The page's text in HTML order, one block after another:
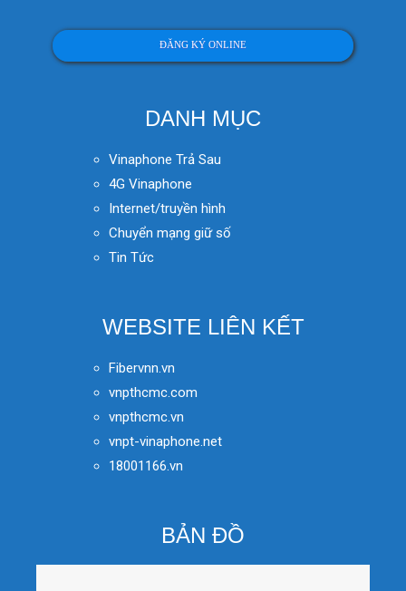
ĐĂNG KÝ ONLINE
DANH MỤC
Vinaphone Trả Sau
4G Vinaphone
Internet/truyền hình
Chuyển mạng giữ số
Tin Tức
WEBSITE LIÊN KẾT
Fibervnn.vn
vnpthcmc.com
vnpthcmc.vn
vnpt-vinaphone.net
18001166.vn
BẢN ĐỒ